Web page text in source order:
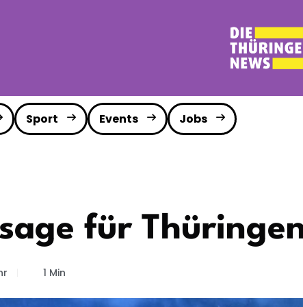
Sport Events Jobs
für
1 Min